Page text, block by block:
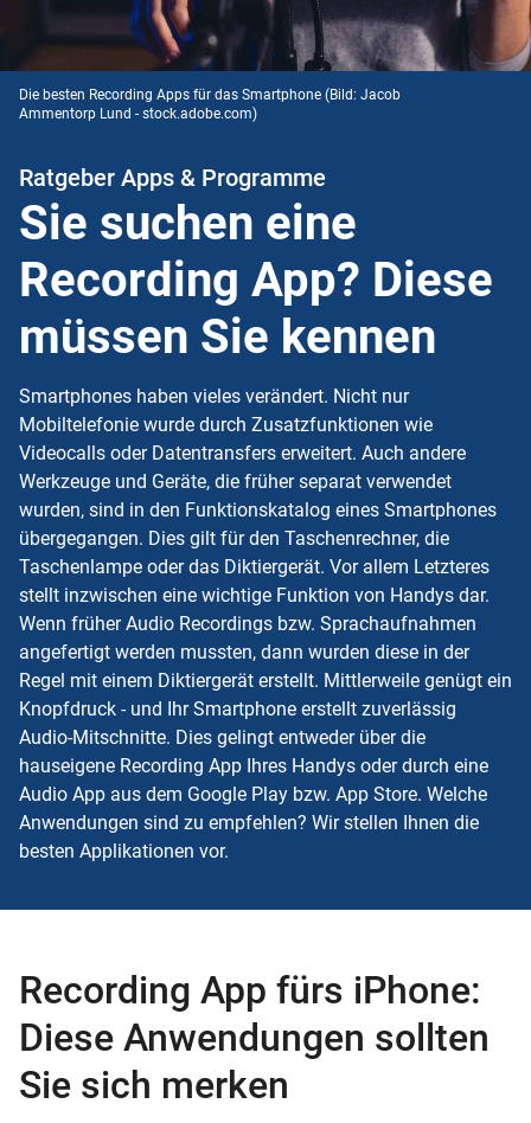
Die besten Recording Apps für das Smartphone (Bild: Jacob
Ammentorp Lund - stock.adobe.com)
Ratgeber Apps & Programme
Sie suchen eine
Recording App? Diese
müssen Sie kennen
Smartphones haben vieles verändert. Nicht nur
Mobiltelefonie wurde durch Zusatzfunktionen wie
Videocalls oder Datentransfers erweitert. Auch andere
Werkzeuge und Geräte, die früher separat verwendet
wurden, sind in den Funktionskatalog eines Smartphones
übergegangen. Dies gilt für den Taschenrechner, die
Taschenlampe oder das Diktiergerät. Vor allem Letzteres
stellt inzwischen eine wichtige Funktion von Handys dar.
Wenn früher Audio Recordings bzw. Sprachaufnahmen
angefertigt werden mussten, dann wurden diese in der
Regel mit einem Diktiergerät erstellt. Mittlerweile genügt ein
Knopfdruck - und Ihr Smartphone erstellt zuverlässig
Audio-Mitschnitte. Dies gelingt entweder über die
hauseigene Recording App Ihres Handys oder durch eine
Audio App aus dem Google Play bzw. App Store. Welche
Anwendungen sind zu empfehlen? Wir stellen Ihnen die
besten Applikationen vor.
Recording App fürs iPhone:
Diese Anwendungen sollten
Sie sich merken